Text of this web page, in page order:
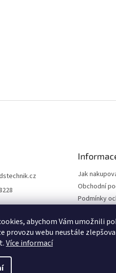
abychom Vám umožnili
provozu webu neustále
Více informací
Jak
Obchodní
Podmínky
Kontakty
Moje